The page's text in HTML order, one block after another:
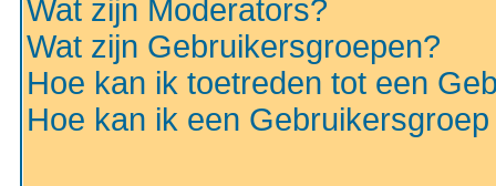
Wat zijn Moderators?
Wat zijn Gebruikersgroepen?
Hoe kan ik toetreden tot een
Hoe kan ik een